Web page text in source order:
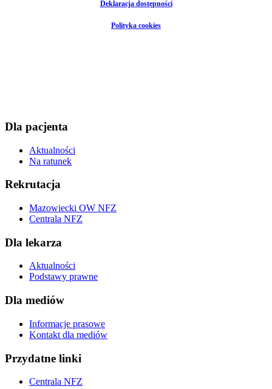
Deklaracja dostępności
Polityka cookies
Dla pacjenta
Aktualności
Na ratunek
Rekrutacja
Mazowiecki OW NFZ
Centrala NFZ
Dla lekarza
Aktualności
Podstawy prawne
Dla mediów
Informacje prasowe
Kontakt dla mediów
Przydatne linki
Centrala NFZ